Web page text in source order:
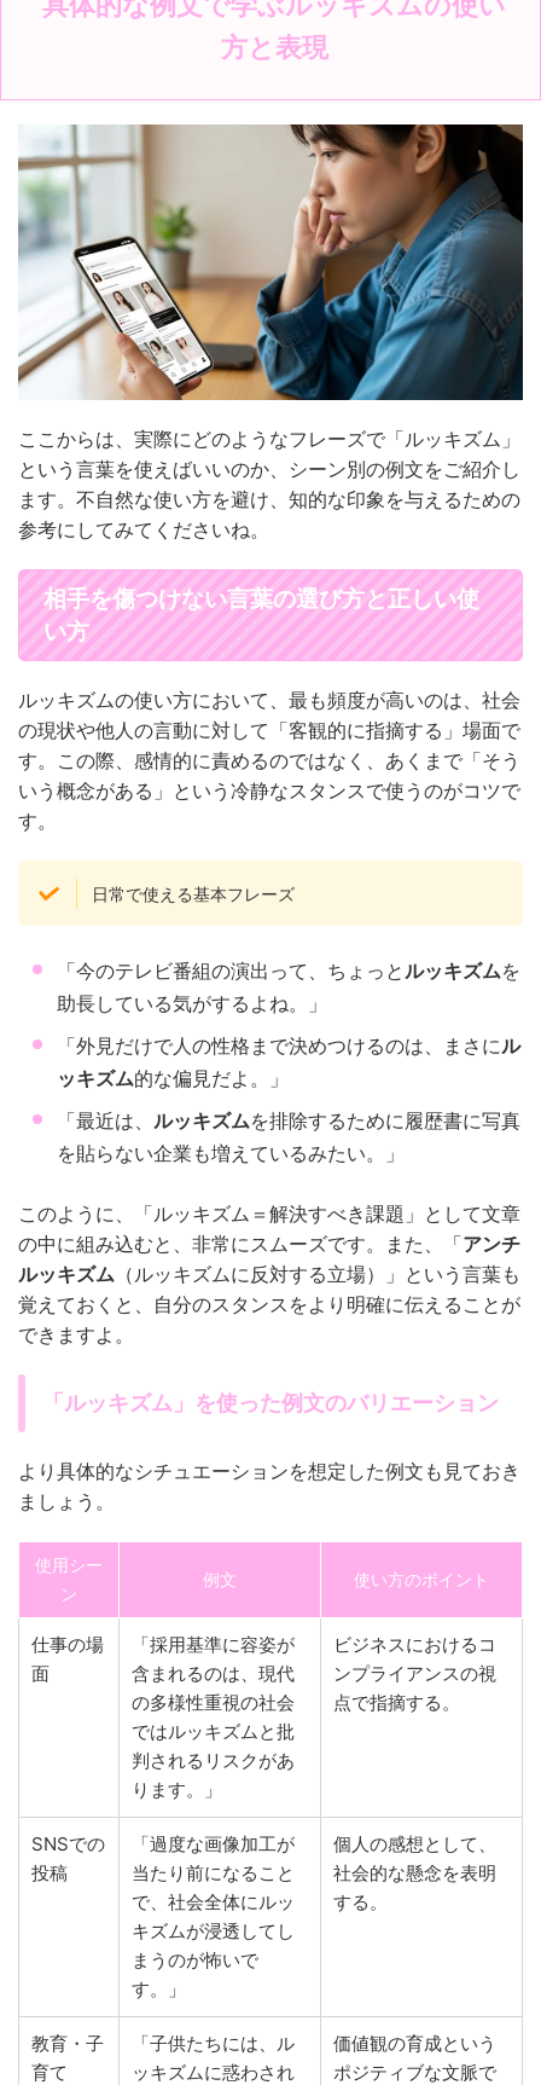
方と表現
ここからは、実際にどのようなフレーズで「ルッキズム」
という言葉を使えばいいのか、シーン別の例文をご紹介し
ます。不自然な使い方を避け、知的な印象を与えるための
参考にしてみてくださいね。
相手を傷つけない言葉の選び方と正しい使
い方
ルッキズムの使い方において、最も頻度が高いのは、社会
の現状や他人の言動に対して「客観的に指摘する」場面で
す。この際、感情的に責めるのではなく、あくまで「そう
いう概念がある」という冷静なスタンスで使うのがコツで
す。
日常で使える基本フレーズ
「今のテレビ番組の演出って、ちょっと ルッキズムを
助長している気がするよね。」
「外見だけで人の性格まで決めつけるのは、まさにル
ッキズム的な偏見だよ。」
「最近は、 ルッキズムを排除するために履歴書に写真
を貼らない企業も増えているみたい。」
このように、「ルッキズム＝解決すべき課題」として文章
の中に組み込むと、非常にスムーズです。また、「アンチ
ルッキズム （ルッキズムに反対する立場）」という言葉も
覚えておくと、自分のスタンスをより明確に伝えることが
できますよ。
「ルッキズム」を使った例文のバリエーション
より具体的なシチュエーションを想定した例文も見ておき
ましょう。
使用シー
ン
例文 使い方のポイント
仕事の場
面
「採用基準に容姿が
含まれるのは、現代
の多様性重視の社会
ではルッキズムと批
判されるリスクがあ
ります。」
ビジネスにおけるコ
ンプライアンスの視
点で指摘する。
SNSでの
投稿
「過度な画像加工が
当たり前になること
で、社会全体にルッ
キズムが浸透してし
まうのが怖いで
す。」
個人の感想として、
社会的な懸念を表明
する。
教育・子
育て
「子供たちには、ル
ッキズムに惑わされ
価値観の育成という
ポジティブな文脈で